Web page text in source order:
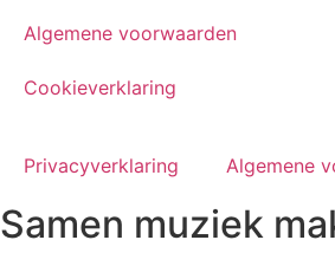
Algemene voorwaarden
Cookieverklaring
Privacyverklaring Algemene
Samen muziek